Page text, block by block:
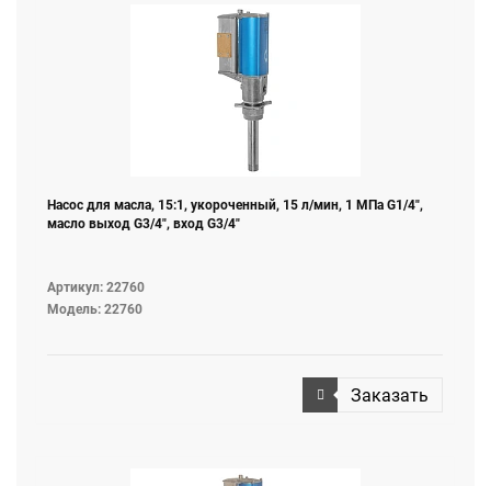
Насос для масла, 15:1, укороченный, 15 л/мин, 1 МПа G1/4",
масло выход G3/4", вход G3/4"
Артикул: 22760
Модель: 22760
Заказать